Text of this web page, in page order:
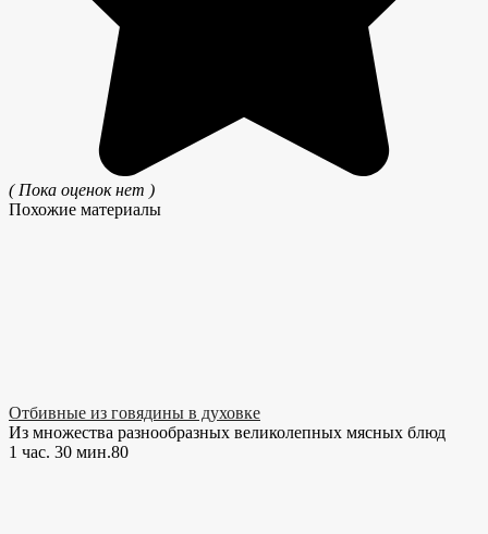
( Пока оценок нет )
Похожие материалы
Отбивные из говядины в духовке
Из множества разнообразных великолепных мясных блюд
1 час. 30 мин.80